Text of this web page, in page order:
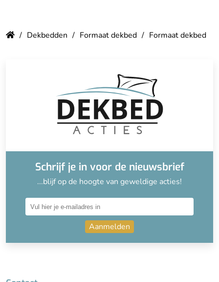
Dekbedden Formaat dekbed Formaat dekbed
Schrijf je in voor de nieuwsbrief
...blijf op de hoogte van geweldige acties!
Aanmelden